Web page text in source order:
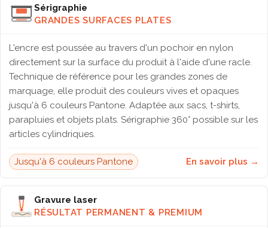
Sérigraphie
GRANDES SURFACES PLATES
L'encre est poussée au travers d'un pochoir en nylon
directement sur la surface du produit à l'aide d'une racle.
Technique de référence pour les grandes zones de
marquage, elle produit des couleurs vives et opaques
jusqu'à 6 couleurs Pantone. Adaptée aux sacs, t-shirts,
parapluies et objets plats. Sérigraphie 360° possible sur les
articles cylindriques.
Jusqu'à 6 couleurs Pantone En savoir plus →
Gravure laser
RÉSULTAT PERMANENT & PREMIUM